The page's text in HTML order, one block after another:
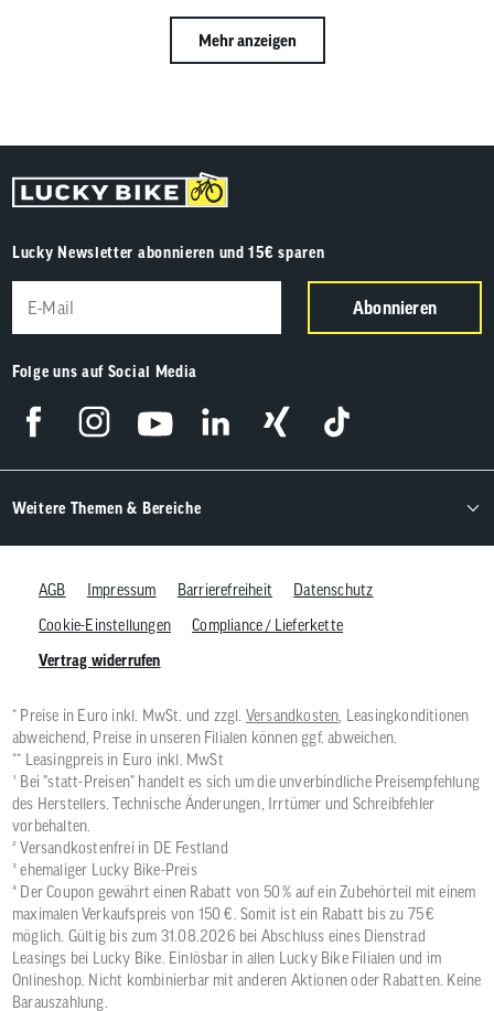
Mehr anzeigen
Lucky Newsletter abonnieren und 15€ sparen
Abonnieren
Folge uns auf Social Media
Weitere Themen & Bereiche
AGB Impressum Barrierefreiheit
Datenschutz
Cookie-Einstellungen
Compliance / Lieferkette
Vertrag widerrufen
* Preise in Euro inkl. MwSt. und zzgl. Versandkosten , Leasingkonditionen
abweichend, Preise in unseren Filialen können ggf. abweichen.
** Leasingpreis in Euro inkl. MwSt
¹ Bei "statt-Preisen" handelt es sich um die unverbindliche Preisempfehlung
des Herstellers. Technische Änderungen, Irrtümer und Schreibfehler
vorbehalten.
² Versandkostenfrei in DE Festland
³ ehemaliger Lucky Bike-Preis
⁴ Der Coupon gewährt einen Rabatt von 50 % auf ein Zubehörteil mit einem
maximalen Verkaufspreis von 150 €. Somit ist ein Rabatt bis zu 75 €
möglich. Gültig bis zum 31.08.2026 bei Abschluss eines Dienstrad
Leasings bei Lucky Bike. Einlösbar in allen Lucky Bike Filialen und im
Onlineshop. Nicht kombinierbar mit anderen Aktionen oder Rabatten. Keine
Barauszahlung.